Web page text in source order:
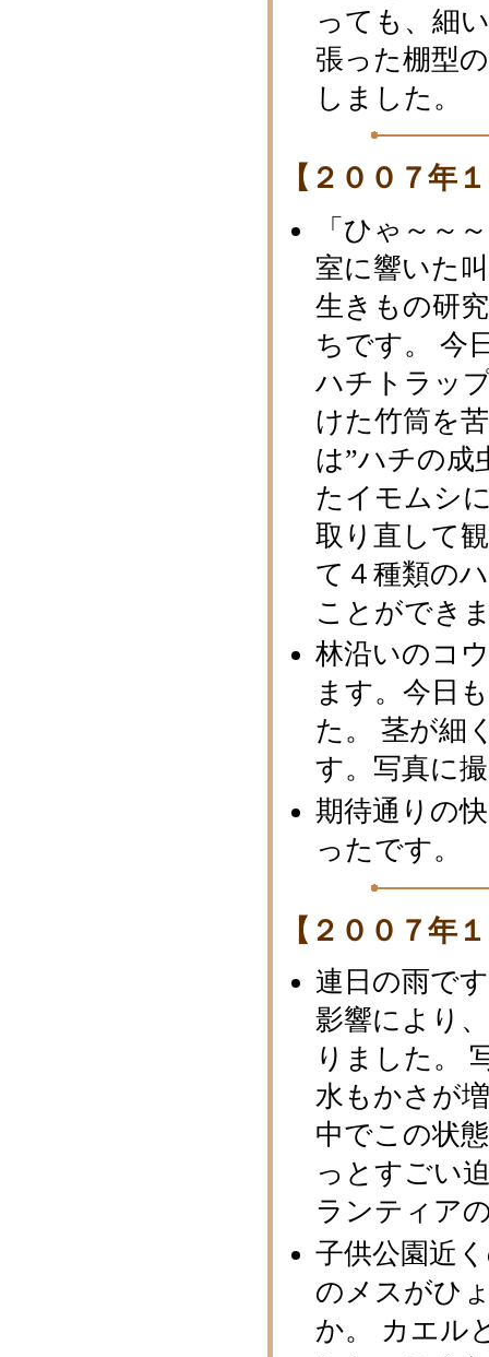
っても、細
張った棚型
しました。
【２００７年
「ひゃ～～
室に響いた
生きもの研
ちです。 今
ハチトラッ
けた竹筒を
は”ハチの成
たイモムシ
取り直して
て４種類の
ことができ
林沿いのコ
ます。今日
た。 茎が細
す。写真に
期待通りの
ったです。
【２００７年
連日の雨で
影響により
りました。
水もかさが
中でこの状
っとすごい
ランティア
子供公園近
のメスがひ
か。 カエル